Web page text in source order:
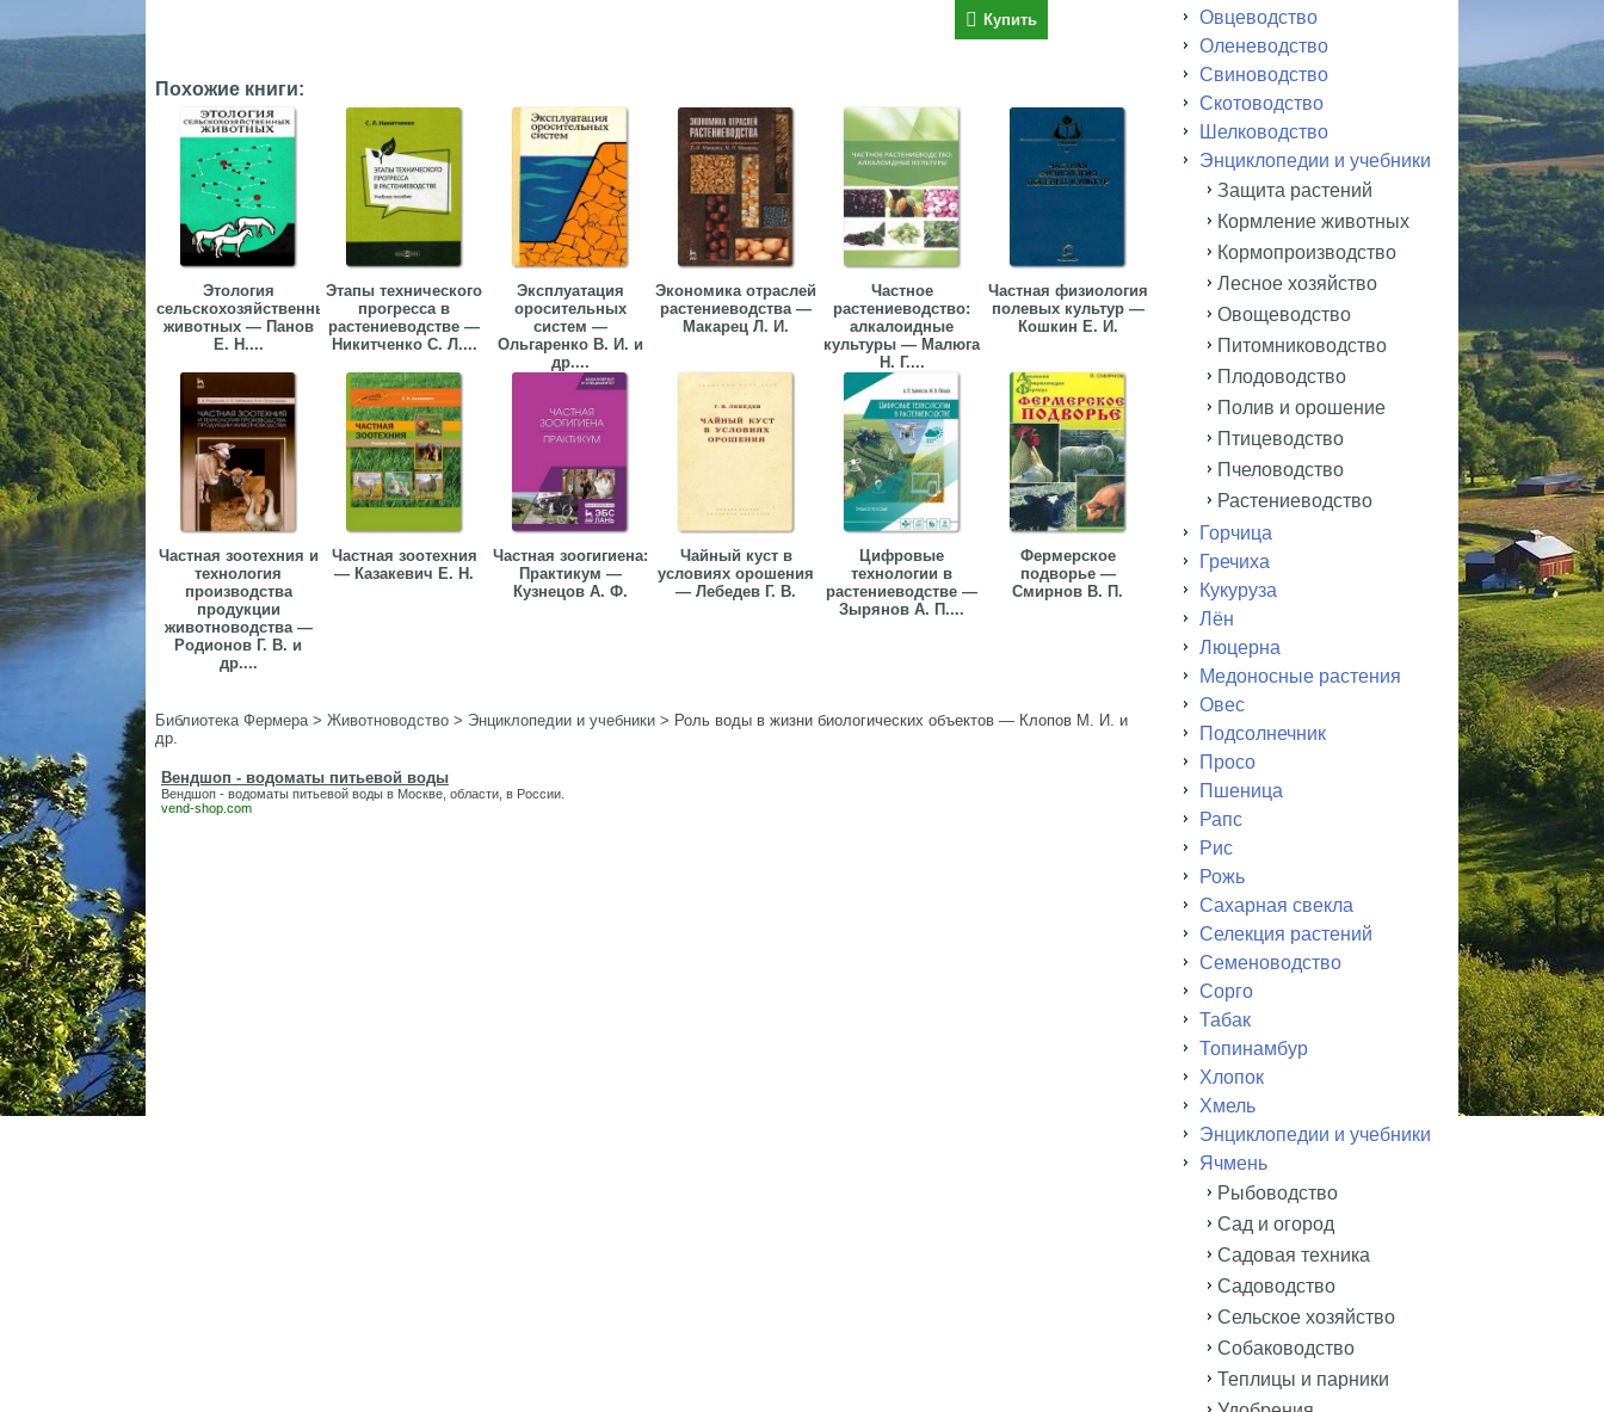
Купить
Похожие книги:
Этология
сельскохозяйственных
животных — Панов
Е. Н....
Этапы технического
прогресса в
растениеводстве —
Никитченко С. Л....
Эксплуатация
оросительных
систем —
Ольгаренко В. И. и
др....
Экономика отраслей
растениеводства —
Макарец Л. И.
Частное
растениеводство:
алкалоидные
культуры — Малюга
Н. Г....
Частная физиология
полевых культур —
Кошкин Е. И.
Частная зоотехния и
технология
производства
продукции
животноводства —
Родионов Г. В. и
др....
Частная зоотехния
— Казакевич Е. Н.
Частная зоогигиена:
Практикум —
Кузнецов А. Ф.
Чайный куст в
условиях орошения
— Лебедев Г. В.
Цифровые
технологии в
растениеводстве —
Зырянов А. П....
Фермерское
подворье —
Смирнов В. П.
Библиотека Фермера> Животноводство > Энциклопедии и учебники > Роль воды в жизни биологических объектов — Клопов М. И. и
др.
Вендшоп - водоматы питьевой воды
Вендшоп - водоматы питьевой воды в Москве, области, в России.
vend-shop.com
Овцеводство
Оленеводство
Свиноводство
Скотоводство
Шелководство
Энциклопедии и учебники
Защита растений
Кормление животных
Кормопроизводство
Лесное хозяйство
Овощеводство
Питомниководство
Плодоводство
Полив и орошение
Птицеводство
Пчеловодство
Растениеводство
Горчица
Гречиха
Кукуруза
Лён
Люцерна
Медоносные растения
Овес
Подсолнечник
Просо
Пшеница
Рапс
Рис
Рожь
Сахарная свекла
Селекция растений
Семеноводство
Сорго
Табак
Топинамбур
Хлопок
Хмель
Энциклопедии и учебники
Ячмень
Рыбоводство
Сад и огород
Садовая техника
Садоводство
Сельское хозяйство
Собаководство
Теплицы и парники